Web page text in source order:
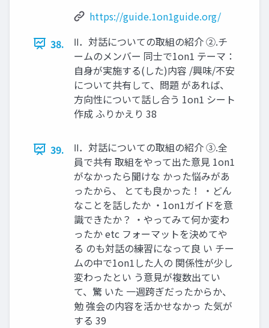
https://guide.1on1guide.org/
38.
Ⅱ．対話についての取組の紹介 ②.チ
ームのメンバー 同士で1on1 テーマ：
自身が実施する(した)内容 /興味/不安
について共有して、問題 があれば、
方向性について話し合う 1on1 シート
作成 ふりかえり 38
39.
Ⅱ．対話についての取組の紹介 ③.全
員で共有 取組をやって出た意見 1on1
がなかったら聞けな かった悩みがあ
ったから、 とても良かった！ ・どん
なことを話したか ・1on1ガイドを意
識できたか？ ・やってみて何か変わ
ったか etc フォーマットを決めてや
る のも対話の練習になって良 い チー
ムの中で1on1した人の 関係性が少し
変わったとい う意見が複数出てい
て、驚 いた 一週跨ぎだったからか、
勉 強会の内容を活かせなかっ た気が
する 39